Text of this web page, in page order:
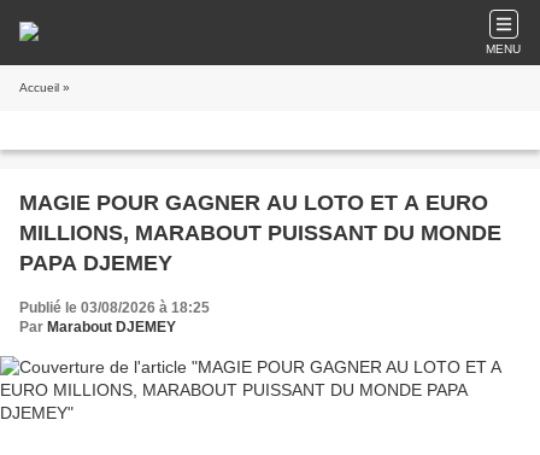
MENU
Accueil »
MAGIE POUR GAGNER AU LOTO ET A EURO
MILLIONS, MARABOUT PUISSANT DU MONDE
PAPA DJEMEY
Publié le 03/08/2026 à 18:25
Par Marabout DJEMEY